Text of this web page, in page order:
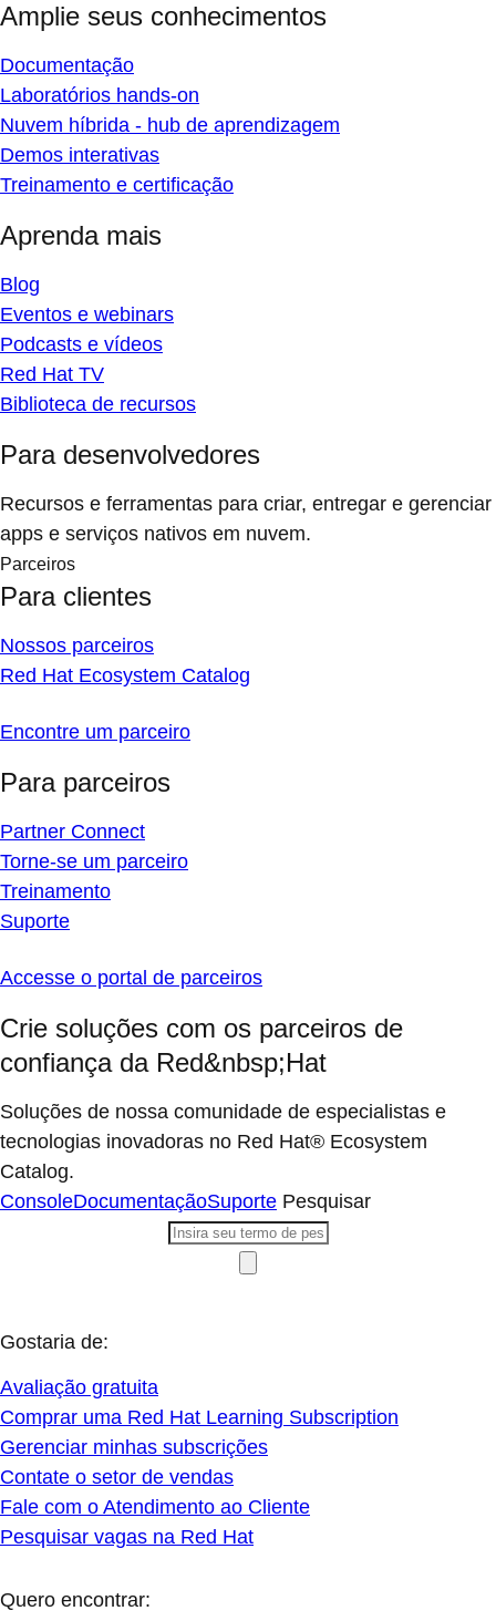
Amplie seus conhecimentos
Documentação
Laboratórios hands-on
Nuvem híbrida - hub de aprendizagem
Demos interativas
Treinamento e certificação
Aprenda mais
Blog
Eventos e webinars
Podcasts e vídeos
Red Hat TV
Biblioteca de recursos
Para desenvolvedores
Recursos e ferramentas para criar, entregar e gerenciar
apps e serviços nativos em nuvem.
Parceiros
Para clientes
Nossos parceiros
Red Hat Ecosystem Catalog
Encontre um parceiro
Para parceiros
Partner Connect
Torne-se um parceiro
Treinamento
Suporte
Accesse o portal de parceiros
Crie soluções com os parceiros de
confiança da Red&nbsp;Hat
Soluções de nossa comunidade de especialistas e
tecnologias inovadoras no Red Hat® Ecosystem
Catalog.
ConsoleDocumentaçãoSuporte Pesquisar
Gostaria de:
Avaliação gratuita
Comprar uma Red Hat Learning Subscription
Gerenciar minhas subscrições
Contate o setor de vendas
Fale com o Atendimento ao Cliente
Pesquisar vagas na Red Hat
Quero encontrar: